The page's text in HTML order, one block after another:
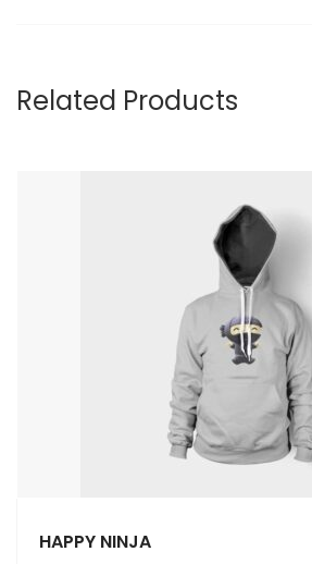
Related Products
HAPPY NINJA